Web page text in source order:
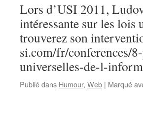
Lors d’USI 2011,
intéressante sur les
trouverez son
si.com/fr/conferences/
universelles-de-l-
Publié dans Humour, Web | Marqué